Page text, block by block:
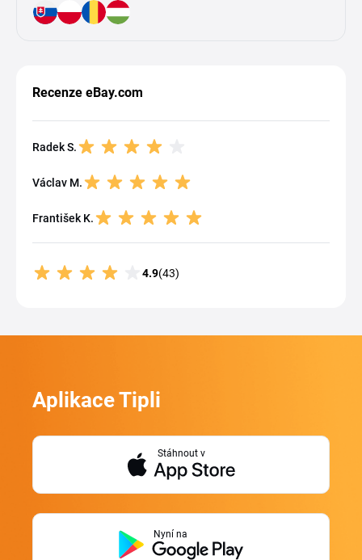
Recenze eBay.com
Radek S.
Václav M.
František K.
4.9(43)
Aplikace Tipli
Stáhnout v
Nyní na